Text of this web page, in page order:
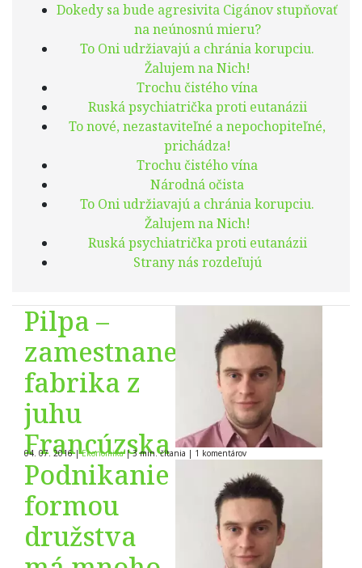
Dokedy sa bude agresivita Cigánov stupňovať
na neúnosnú mieru?
To Oni udržiavajú a chránia korupciu.
Žalujem na Nich!
Trochu čistého vína
Ruská psychiatrička proti eutanázii
To nové, nezastaviteľné a nepochopiteľné,
prichádza!
Trochu čistého vína
Národná očista
To Oni udržiavajú a chránia korupciu.
Žalujem na Nich!
Ruská psychiatrička proti eutanázii
Strany nás rozdeľujú
Pilpa –
zamestnanecká
fabrika z
juhu
Francúzska
04. 07. 2016| Ekonomika |3 min. čítania | 1 komentárov
Podnikanie
formou
družstva